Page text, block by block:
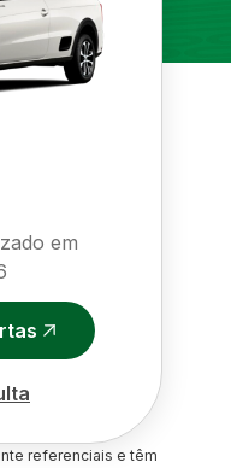
em
referenciais e têm